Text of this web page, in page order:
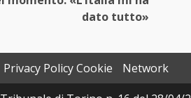
dato tutto»
Privacy Policy Cookie
Network